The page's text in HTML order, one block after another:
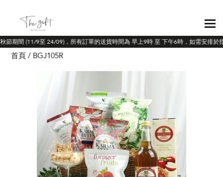
節期間 (11/9至 24/09)，所有訂單的送貨時間為 早上9時 至 下午6時，如需安排於
首頁 BGJ105R